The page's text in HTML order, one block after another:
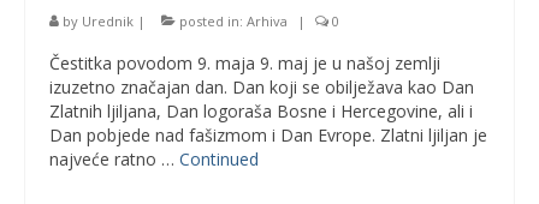
by Urednik | posted in: Arhiva | 0
Čestitka povodom 9. maja 9. maj je u našoj zemlji
izuzetno značajan dan. Dan koji se obilježava kao Dan
Zlatnih ljiljana, Dan logoraša Bosne i Hercegovine, ali i
Dan pobjede nad fašizmom i Dan Evrope. Zlatni ljiljan je
najveće ratno … Continued